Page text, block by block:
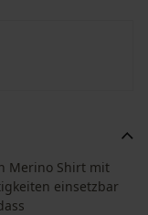
Merino Shirt mit
einsetzbar